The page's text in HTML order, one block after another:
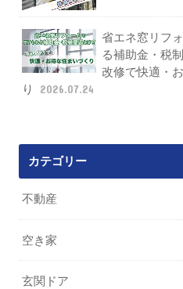
省エネ窓リフ
る補助金・税
改修で快適・
り
2026.07.24
カテゴリー
不動産
空き家
玄関ドア